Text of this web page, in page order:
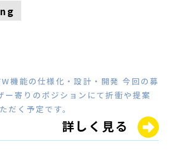
機能の仕様化・設計・開発 今回の募
ー寄りのポジションにて折衝や提案
だく予定です。
詳しく見る